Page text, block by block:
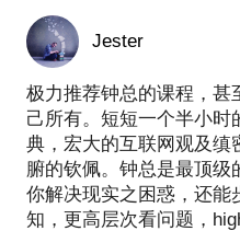
Jester
极力推荐钟总的课程，甚
己所有。短短一个半小时
典，宏大的互联网观及缜
腑的钦佩。钟总是最顶级
你解决现实之困惑，还能
知，更高层次看问题，